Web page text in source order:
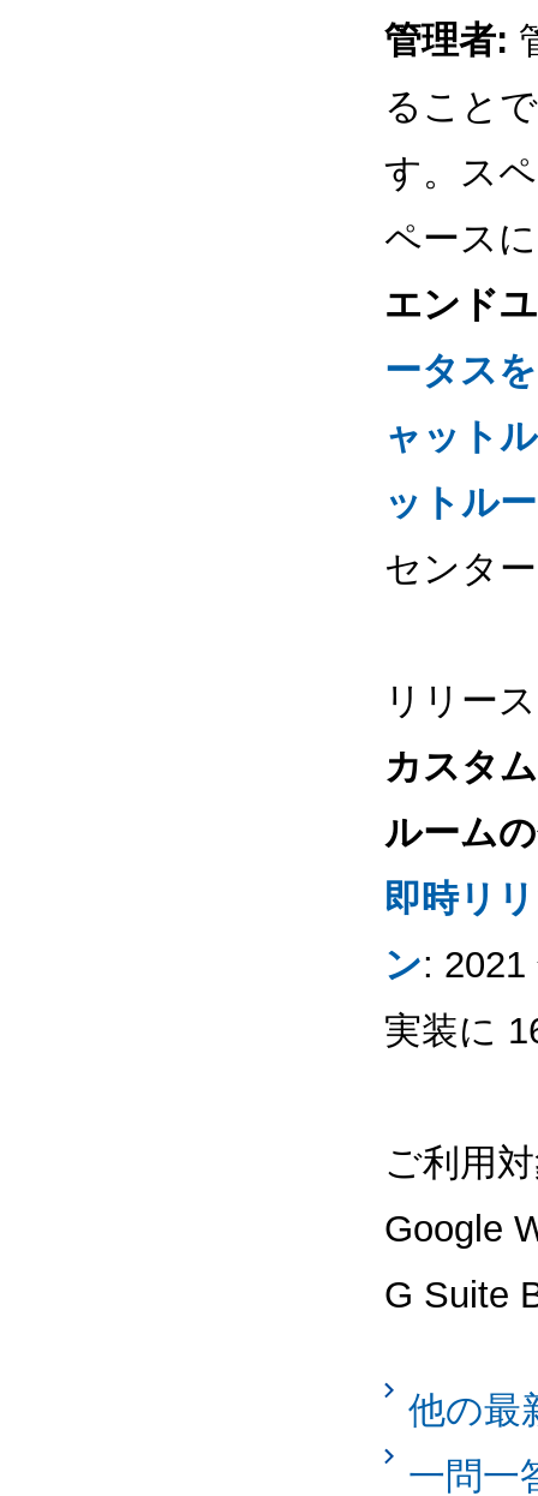
管理者:
ること
す。ス
ペース
エンド
ータス
ャット
ットル
センタ
リリー
カスタ
ルーム
即時リ
ン:
実装に
ご利用
Google
G Suite
他の最
一問一